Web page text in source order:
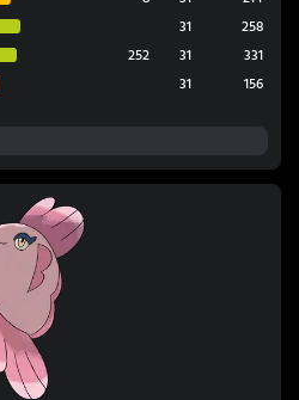
31
258
252 31
331
31 156